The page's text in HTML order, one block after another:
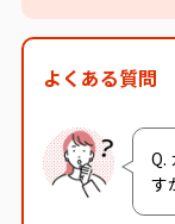
よくある質問
Q.
す